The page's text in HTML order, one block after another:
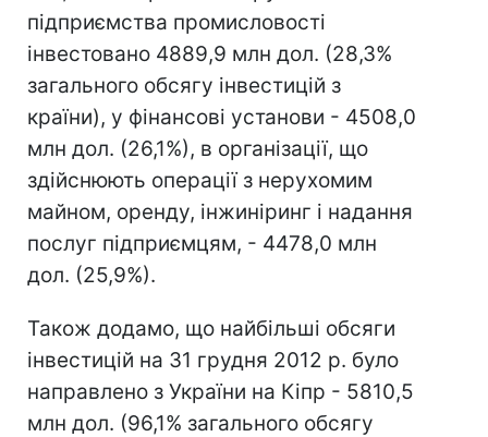
підприємства промисловості
інвестовано 4889,9 млн дол. (28,3%
загального обсягу інвестицій з
країни), у фінансові установи - 4508,0
млн дол. (26,1%), в організації, що
здійснюють операції з нерухомим
майном, оренду, інжиніринг і надання
послуг підприємцям, - 4478,0 млн
дол. (25,9%).
Також додамо, що найбільші обсяги
інвестицій на 31 грудня 2012 р. було
направлено з України на Кіпр - 5810,5
млн дол. (96,1% загального обсягу